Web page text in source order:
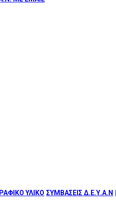
ΥΛΙΚΟ ΣΥΜΒΑΣΕΙΣ Δ.Ε.Υ.Α.Ν